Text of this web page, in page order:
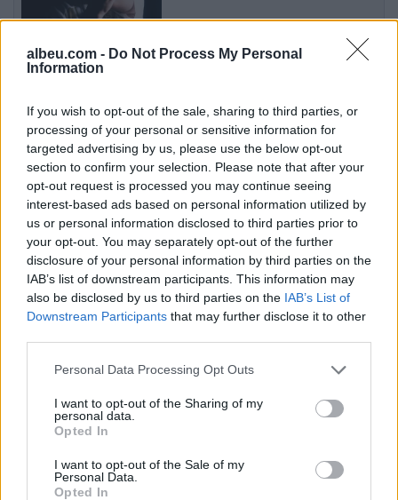
albeu.com - Do Not Process My Personal
Information
If you wish to opt-out of the sale, sharing to third parties, or
processing of your personal or sensitive information for
targeted advertising by us, please use the below opt-out
section to confirm your selection. Please note that after your
opt-out request is processed you may continue seeing
interest-based ads based on personal information utilized by
us or personal information disclosed to third parties prior to
your opt-out. You may separately opt-out of the further
disclosure of your personal information by third parties on the
IAB’s list of downstream participants. This information may
also be disclosed by us to third parties on the IAB’s List of
Downstream Participants that may further disclose it to other
Personal Data Processing Opt Outs
I want to opt-out of the Sharing of my
personal data.
Opted In
I want to opt-out of the Sale of my
Personal Data.
Opted In
Përplasje e rëndë në
plagoset rëndë një tjetër
Esim for Global